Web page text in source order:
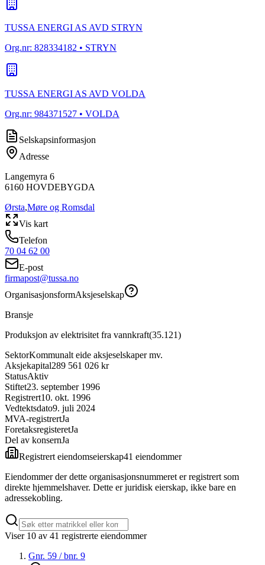
TUSSA ENERGI AS AVD STRYN
Org.nr: 828334182 • STRYN
TUSSA ENERGI AS AVD VOLDA
Org.nr: 984371527 • VOLDA
Selskapsinformasjon
Adresse
Langemyra 6
6160 HOVDEBYGDA
Ørsta,Møre og Romsdal
Vis kart
Telefon
70 04 62 00
E-post
firmapost@tussa.no
OrganisasjonsformAksjeselskap
Bransje
Produksjon av elektrisitet fra vannkraft(35.121)
SektorKommunalt eide aksjeselskaper mv.
Aksjekapital289 561 026 kr
StatusAktiv
Stiftet23. september 1996
Registrert10. okt. 1996
Vedtektsdato9. juli 2024
MVA-registrertJa
ForetaksregisteretJa
Del av konsernJa
Registrert eiendomseierskap41 eiendommer
Eiendommer der dette organisasjonsnummeret er registrert som
direkte hjemmelshaver. Dette er juridisk eierskap, ikke bare en
adressekobling.
Viser 10 av 41 registrerte eiendommer
Gnr. 59 / bnr. 9